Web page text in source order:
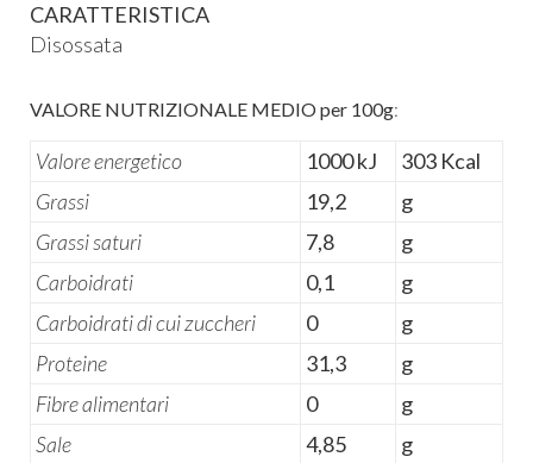
CARATTERISTICA
Disossata
VALORE NUTRIZIONALE MEDIO per 100g:
Valore energetico 1000 kJ
303 Kcal
Grassi
19,2
g
Grassi saturi
7,8
g
Carboidrati
0,1
g
Carboidrati di cui zuccheri
0
g
Proteine
31,3
g
Fibre alimentari
0
g
Sale
4,85
g